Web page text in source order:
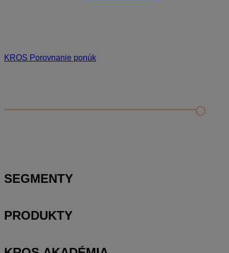
KROS Porovnanie ponúk
Nastavenie šanónov
SEGMENTY
PRODUKTY